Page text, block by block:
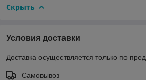
Скрыть
Условия доставки
Доставка осуществляется только по
Самовывоз